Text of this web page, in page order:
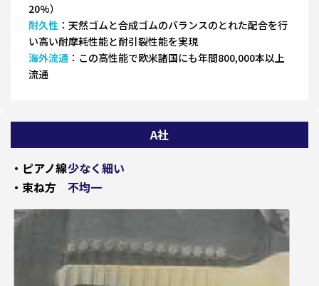
20%）
耐久性 ：天然ゴムと合成ゴムのバランスのとれた配合を行
い高い耐摩耗性能と耐引裂性能を実現
海外流通 ：この高性能で欧米諸国にも年間800,000本以上
流通
A社
・ピアノ線少なく細い
・束ね方
不均一